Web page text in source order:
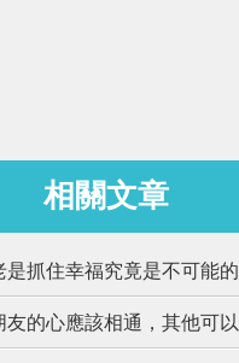
相關文章
是抓住幸福究竟是不可能的
友的心應該相通，其他可以